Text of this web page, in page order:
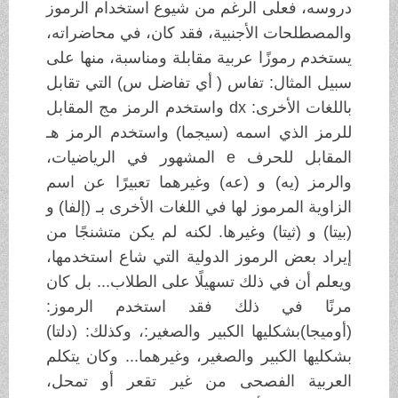
دروسه، فعلى الرغم من شيوع استخدام الرموز
والمصطلحات الأجنبية، فقد كان، في محاضراته،
يستخدم رموزًا عربية مقابلة ومناسبة، منها على
سبيل المثال: تفاس ( أي تفاضل س) التي تقابل
باللغات الأخرى: dx واستخدم الرمز مج المقابل
للرمز الذي اسمه (سيجما) واستخدم الرمز هـ
المقابل للحرف e المشهور في الرياضيات،
والرمز (يه) و (عه) وغيرهما تعبيرًا عن اسم
الزاوية المرموز لها في اللغات الأخرى بـ (إلفا) و
(بيتا) و (ثيتا) وغيرها. لكنه لم يكن متشنجًا من
إيراد بعض الرموز الدولية التي شاع استخدمها،
ويعلم أن في ذلك تسهيلًا على الطلاب... بل كان
مرنًا في ذلك فقد استخدم الرموز:
(أوميجا)بشكليها الكبير والصغير:، وكذلك: (دلتا)
بشكليها الكبير والصغير، وغيرهما... وكان يتكلم
العربية الفصحى من غير تقعر أو تمحل،